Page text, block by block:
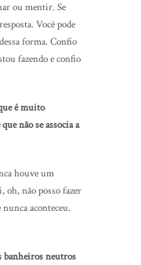
ou mentir. Se
Você pode
forma. Confio
fazendo e confio
é muito
não se associa a
houve um
oh, não posso fazer
aconteceu.
banheiros neutros